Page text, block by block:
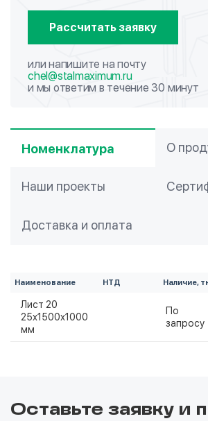
Рассчитать заявку
или напишите на почту
chel@stalmaximum.ru
и мы ответим в течение 30 минут
Номенклатура О
Наши проекты
Доставка и оплата
Наименование НТД Наличие,
Лист 20
25х1500х1000
мм
По
запросу
Оставьте заявку и